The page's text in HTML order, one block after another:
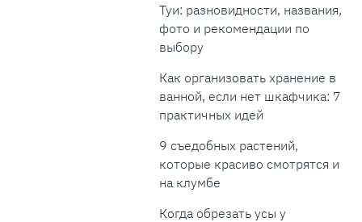
Туи: разновидности, названия,
фото и рекомендации по
выбору
Как организовать хранение в
ванной, если нет шкафчика: 7
практичных идей
9 съедобных растений,
которые красиво смотрятся и
на клумбе
Когда обрезать усы у